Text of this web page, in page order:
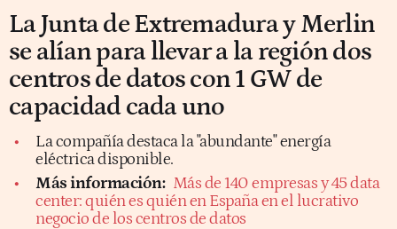
La Junta de Extremadura y Merlin
se alían para llevar a la región dos
centros de datos con 1 GW de
capacidad cada uno
La compañía destaca la "abundante" energía
eléctrica disponible.
Más información: Más de 140 empresas y 45 data
center: quién es quién en España en el lucrativo
negocio de los centros de datos